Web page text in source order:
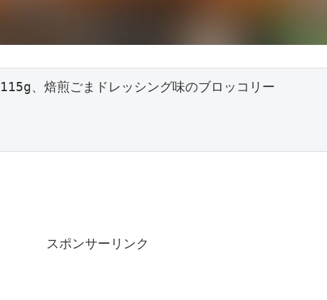
、焙煎ごまドレッシング味のブロッコリー
スポンサーリンク